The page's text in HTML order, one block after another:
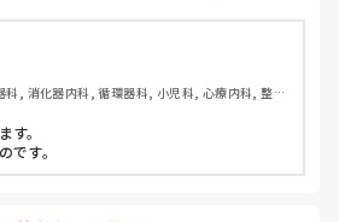
人間関係は、看護師という職業ならで
れとも、他の職種でも同じようなこと
看護師以外の仕事を経験したことがあ
る方のお話も聞いてみたいです。
科, 消化器内科, 循環器科, 小児科, 心療内科, 整形
急性期, ICU, CCU, HCU, その他の科, ママナー
脳神経外科, NICU, 消化器外科, 一般病院, 慢性
オペ室, 透析, 検診・健診
す。
です。